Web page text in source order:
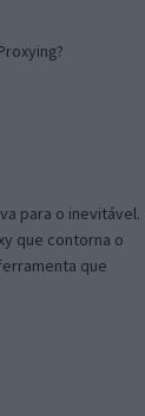
para o inevitável.
que contorna o
que